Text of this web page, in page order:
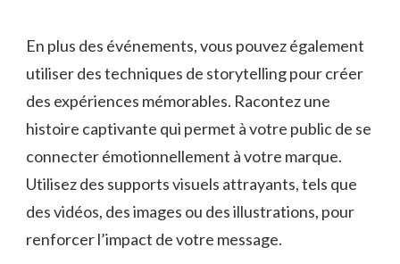
En plus des événements, vous pouvez également
utiliser des techniques de storytelling ‍pour créer
des expériences mémorables. Racontez une
histoire captivante qui permet à votre public‍ de se
connecter émotionnellement‍ à votre marque.
⁢Utilisez des supports visuels attrayants, tels que
des ⁤vidéos, des images ou des illustrations, pour
renforcer l’impact​ de votre message.